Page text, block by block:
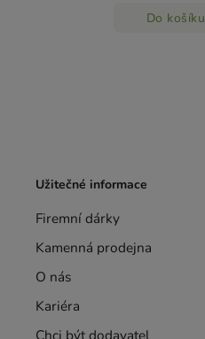
Do košíku
Užitečné informace
Firemní dárky
Kamenná prodejna
O nás
Kariéra
Chci být dodavatel